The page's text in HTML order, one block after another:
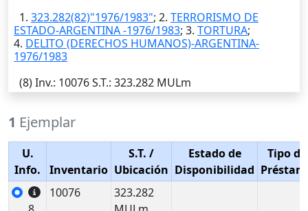
1. 323.282(82)"1976/1983"; 2. TERRORISMO DE
ESTADO-ARGENTINA -1976/1983; 3. TORTURA;
4. DELITO (DERECHOS HUMANOS)-ARGENTINA-
1976/1983
(8)Inv.: 10076S.T.: 323.282 MULm
1 Ejemplar
U.
Info.
Inventario
S.T. /
Ubicación
Estado de
Disponibilidad
Tipo de
10076
323.282